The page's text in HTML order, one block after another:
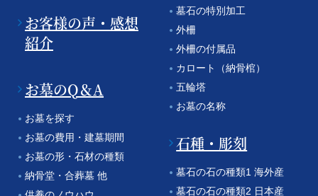
お客様の声・感想
紹介
お墓のQ＆A
お墓を探す
お墓の費用・建墓期間
お墓の形・石材の種類
納骨堂・合葬墓 他
墓石の特別加工
外柵
外柵の付属品
カロート（納骨棺）
五輪塔
お墓の名称
石種・彫刻
墓石の石の種類1 海外産
墓石の石の種類2 日本産